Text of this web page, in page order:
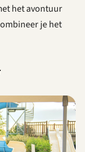
het avontuur
je het